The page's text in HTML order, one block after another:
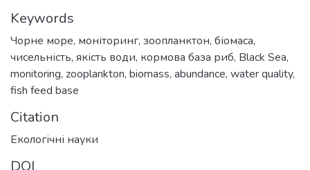
Keywords
Чорне море, моніторинг, зоопланктон, біомаса,
чисельність, якість води, кормова база риб, Black Sea,
monitoring, zooplankton, biomass, abundance, water quality,
fish feed base
Citation
Екологічні науки
DOI